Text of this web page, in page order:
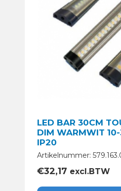
LED BAR 30CM
DIM WARMWIT 10-30V
IP20
Artikelnummer:
€32,17 excl.BTW